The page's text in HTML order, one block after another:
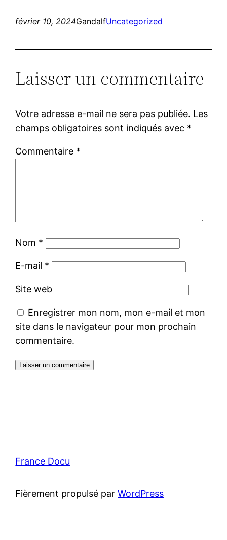
février 10, 2024GandalfUncategorized
Laisser un commentaire
Votre adresse e-mail ne sera pas publiée. Les
champs obligatoires sont indiqués avec *
Commentaire *
Nom *
E-mail *
Site web
Enregistrer mon nom, mon e-mail et mon
site dans le navigateur pour mon prochain
commentaire.
France Docu
Fièrement propulsé parWordPress